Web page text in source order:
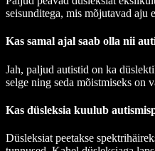
seisunditega, mis mõjutavad aju
Kas samal ajal saab olla nii
Jah, paljud autistid on ka
selge ning seda mõistmiseks on
Kas düsleksia kuulub
Düsleksiat peetakse